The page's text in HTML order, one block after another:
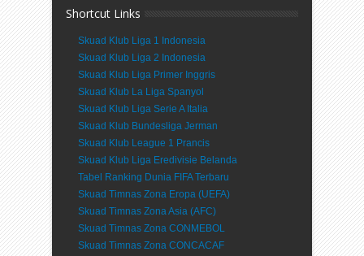
Shortcut Links
Skuad Klub Liga 1 Indonesia
Skuad Klub Liga 2 Indonesia
Skuad Klub Liga Primer Inggris
Skuad Klub La Liga Spanyol
Skuad Klub Liga Serie A Italia
Skuad Klub Bundesliga Jerman
Skuad Klub League 1 Prancis
Skuad Klub Liga Eredivisie Belanda
Tabel Ranking Dunia FIFA Terbaru
Skuad Timnas Zona Eropa (UEFA)
Skuad Timnas Zona Asia (AFC)
Skuad Timnas Zona CONMEBOL
Skuad Timnas Zona CONCACAF